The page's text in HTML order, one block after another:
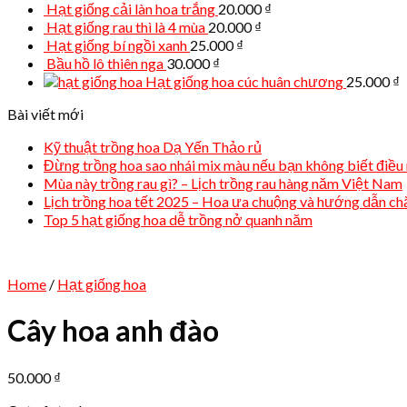
Hạt giống cải làn hoa trắng 20.000₫
Hạt giống rau thì là 4 mùa 20.000₫
Hạt giống bí ngồi xanh 25.000₫
Bầu hồ lô thiên nga 30.000₫
Hạt giống hoa cúc huân chương 25.000₫
Bài viết mới
Kỹ thuật trồng hoa Dạ Yến Thảo rủ
Đừng trồng hoa sao nhái mix màu nếu bạn không biết điều
Mùa này trồng rau gì? – Lịch trồng rau hàng năm Việt Nam
Lịch trồng hoa tết 2025 – Hoa ưa chuộng và hướng dẫn
Top 5 hạt giống hoa dễ trồng nở quanh năm
Home / Hạt giống hoa
Cây hoa anh đào
50.000₫